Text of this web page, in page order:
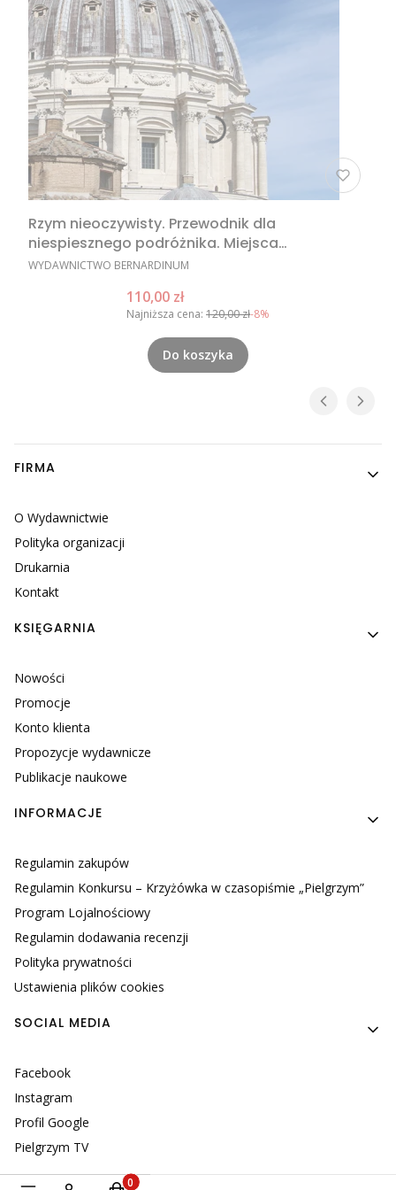
Rzym nieoczywisty. Przewodnik dla
niespiesznego podróżnika. Miejsca
nieoczywiste w Rzymie, nietypowe atrakcje
PRODUCENT
WYDAWNICTWO BERNARDINUM
Cena promocyjna
110,00 zł
Najniższa cena: 120,00 zł-8%
Do koszyka
Linki w stopce
FIRMA
O Wydawnictwie
Polityka organizacji
Drukarnia
Kontakt
KSIĘGARNIA
Nowości
Promocje
Konto klienta
Propozycje wydawnicze
Publikacje naukowe
INFORMACJE
Regulamin zakupów
Regulamin Konkursu – Krzyżówka w czasopiśmie „Pielgrzym”
Program Lojalnościowy
Regulamin dodawania recenzji
Polityka prywatności
Ustawienia plików cookies
SOCIAL MEDIA
Facebook
Instagram
Profil Google
Pielgrzym TV